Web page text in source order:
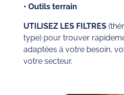
• Outils terrain
UTILISEZ LES FILTRES
type) pour trouver
adaptées à votre besoin,
votre secteur.